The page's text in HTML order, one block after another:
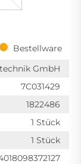
Bestellware
GmbH
7C031429
1822486
1 Stück
1 Stück